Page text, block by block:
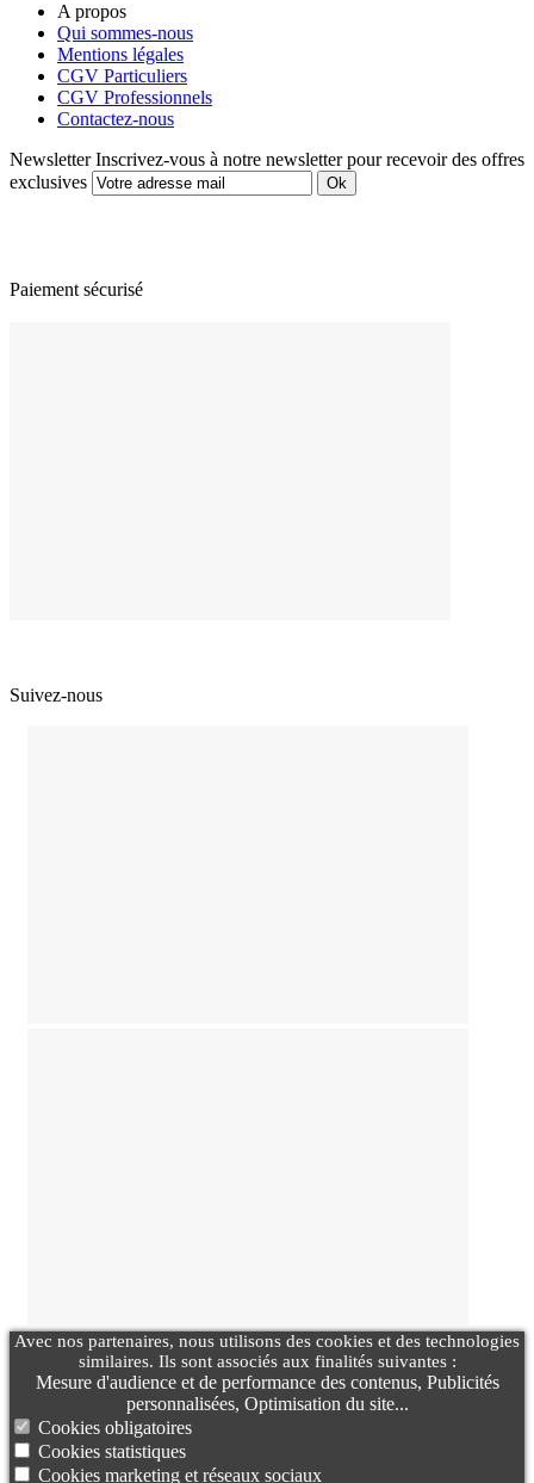
A propos
Qui sommes-nous
Mentions légales
CGV Particuliers
CGV Professionnels
Contactez-nous
Newsletter Inscrivez-vous à notre newsletter pour recevoir des offres
exclusives
Paiement sécurisé
Suivez-nous
Avec nos partenaires, nous utilisons des cookies et des technologies
similaires. Ils sont associés aux finalités suivantes :
Mesure d'audience et de performance des contenus, Publicités
personnalisées, Optimisation du site...
Cookies obligatoires
Cookies statistiques
Cookies marketing et réseaux sociaux